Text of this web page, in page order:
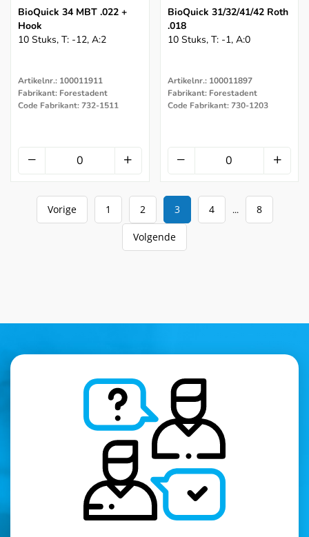
BioQuick 34 MBT .022 +
Hook
10 Stuks, T: -12, A:2
Artikelnr.: 100011911
Fabrikant: Forestadent
Code Fabrikant: 732-1511
BioQuick 31/32/41/42 Roth
.018
10 Stuks, T: -1, A:0
Artikelnr.: 100011897
Fabrikant: Forestadent
Code Fabrikant: 730-1203
Vorige 1 2 3 4 ... 8
Volgende